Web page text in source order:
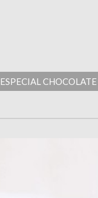
ESPECIAL CHOCOLATE